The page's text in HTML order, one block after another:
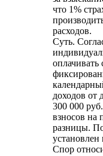
что 1%
расходов.
Суть.
оплачивать
доходов от
300 000
взносов на
разницы.
Спор